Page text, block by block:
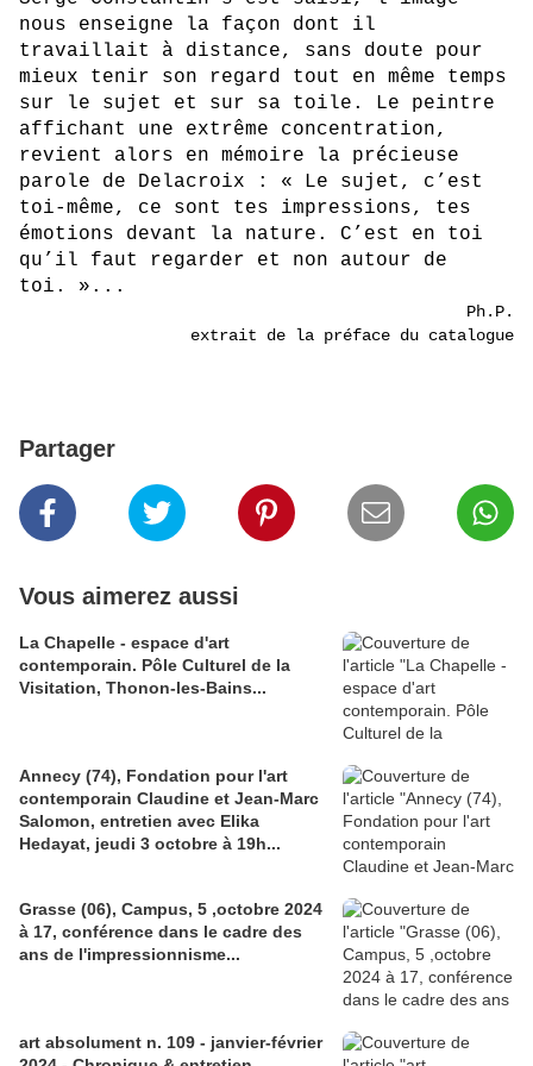
nous enseigne la façon dont il
travaillait à distance, sans doute pour
mieux tenir son regard tout en même temps
sur le sujet et sur sa toile. Le peintre
affichant une extrême concentration,
revient alors en mémoire la précieuse
parole de Delacroix : « Le sujet, c’est
toi-même, ce sont tes impressions, tes
émotions devant la nature. C’est en toi
qu’il faut regarder et non autour de
toi.
»...
Ph.P.
extrait de la préface du catalogue
Partager
Vous aimerez aussi
La Chapelle - espace d'art
contemporain. Pôle Culturel de la
Visitation, Thonon-les-Bains...
Annecy (74), Fondation pour l'art
contemporain Claudine et Jean-Marc
Salomon, entretien avec Elika
Hedayat, jeudi 3 octobre à 19h...
Grasse (06), Campus, 5 ,octobre 2024
à 17, conférence dans le cadre des
ans de l'impressionnisme...
art absolument n. 109 - janvier-février